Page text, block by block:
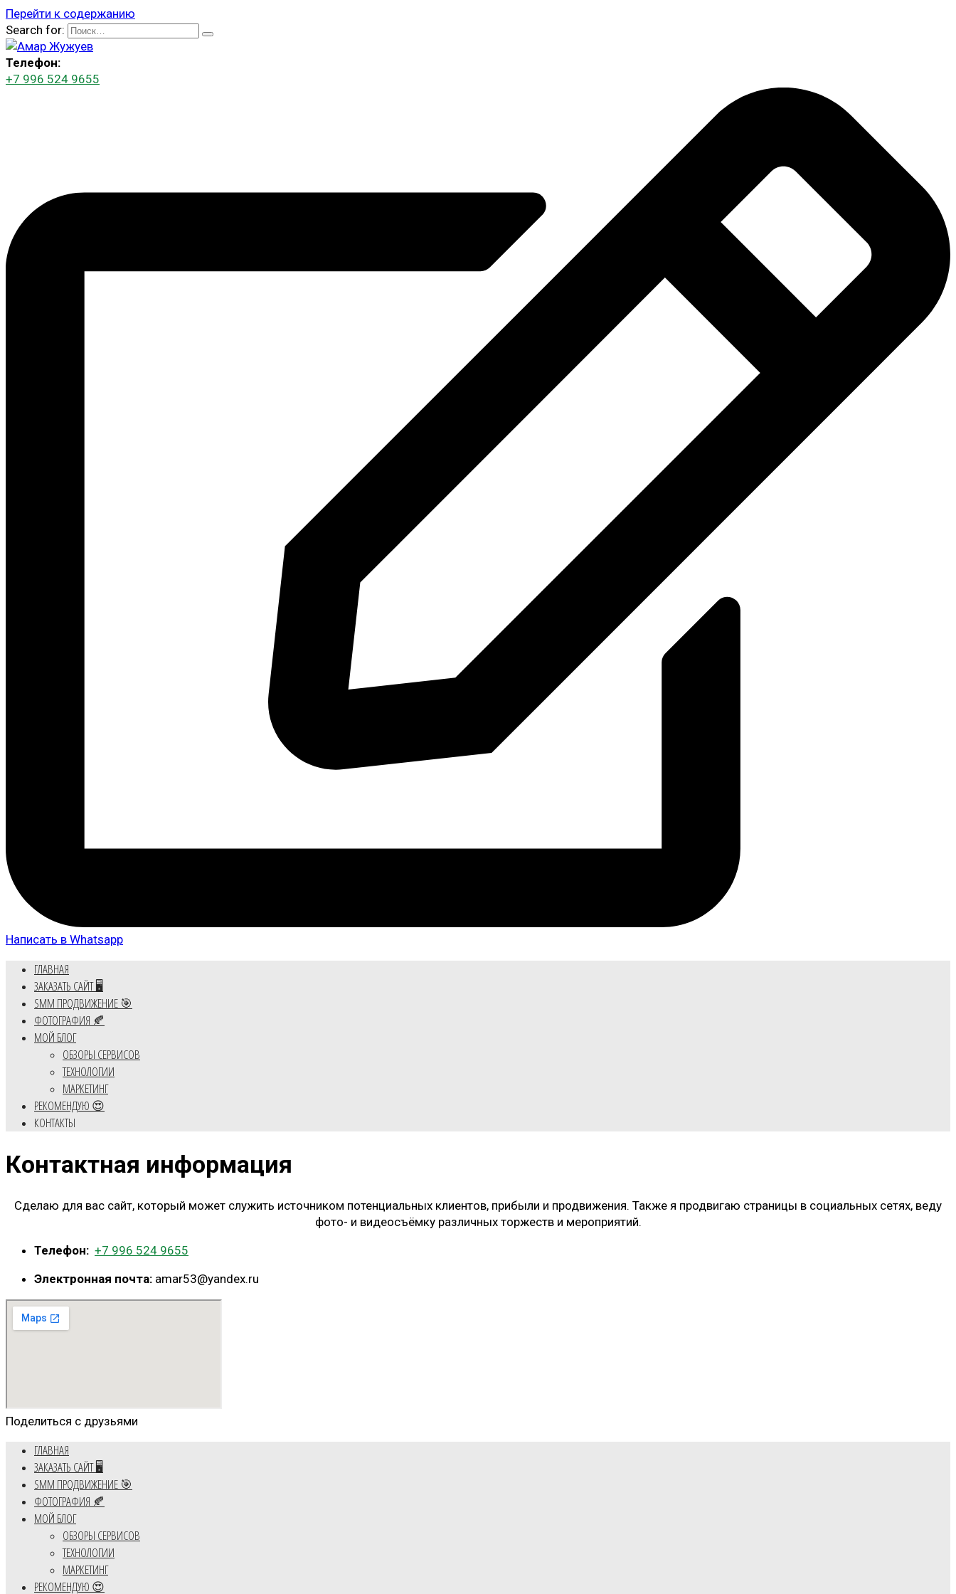
Перейти к содержанию
Search for:
Телефон:
+7 996 524 9655
Написать в Whatsapp
ГЛАВНАЯ
ЗАКАЗАТЬ САЙТ 🖥️
SMM ПРОДВИЖЕНИЕ 🎯
ФОТОГРАФИЯ 🍂
МОЙ БЛОГ
ОБЗОРЫ СЕРВИСОВ
ТЕХНОЛОГИИ
МАРКЕТИНГ
РЕКОМЕНДУЮ 😍
КОНТАКТЫ
Контактная информация
Сделаю для вас сайт, который может служить источником потенциальных клиентов, прибыли и продвижения. Также я продвигаю страницы в социальных сетях, веду
фото- и видеосъёмку различных торжеств и мероприятий.
Телефон: +7 996 524 9655
Электронная почта: amar53@yandex.ru
Поделиться с друзьями
ГЛАВНАЯ
ЗАКАЗАТЬ САЙТ 🖥️
SMM ПРОДВИЖЕНИЕ 🎯
ФОТОГРАФИЯ 🍂
МОЙ БЛОГ
ОБЗОРЫ СЕРВИСОВ
ТЕХНОЛОГИИ
МАРКЕТИНГ
РЕКОМЕНДУЮ 😍